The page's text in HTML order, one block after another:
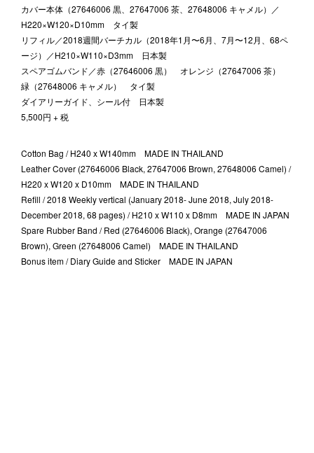
カバー本体（27646006 黒、27647006 茶、27648006 キャメル）／
H220×W120×D10mm タイ製
リフィル／2018週間バーチカル（2018年1月〜6月、7月〜12月、68ペ
ージ）／H210×W110×D3mm 日本製
スペアゴムバンド／赤（27646006 黒） オレンジ（27647006 茶）
緑（27648006 キャメル） タイ製
ダイアリーガイド、シール付 日本製
5,500円 + 税
Cotton Bag / H240 x W140mm MADE IN THAILAND
Leather Cover (27646006 Black, 27647006 Brown, 27648006 Camel) /
H220 x W120 x D10mm MADE IN THAILAND
Refill / 2018 Weekly vertical (January 2018- June 2018, July 2018-
December 2018, 68 pages) / H210 x W110 x D8mm MADE IN JAPAN
Spare Rubber Band / Red (27646006 Black), Orange (27647006
Brown), Green (27648006 Camel) MADE IN THAILAND
Bonus item / Diary Guide and Sticker MADE IN JAPAN